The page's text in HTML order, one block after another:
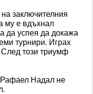
заключителния
му е вдъхнал
да успея да докажа
турнири. Играх
След този триумф
Рафаел Надал не